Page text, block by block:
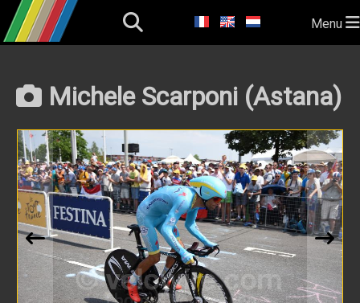
Menu
Michele Scarponi (Astana)